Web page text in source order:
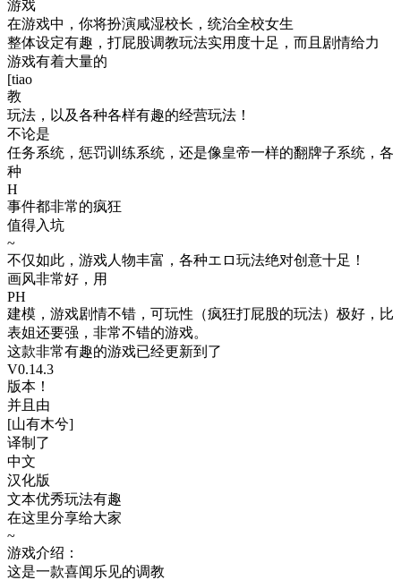
游戏
在游戏中，你将扮演咸湿校长，统治全校女生
整体设定有趣，打屁股调教玩法实用度十足，而且剧情给力
游戏有着大量的
[tiao
教
玩法，以及各种各样有趣的经营玩法！
不论是
任务系统，惩罚训练系统，还是像皇帝一样的翻牌子系统，各
种
H
事件都非常的疯狂
值得入坑
~
不仅如此，游戏人物丰富，各种エロ玩法绝对创意十足！
画风非常好，用
PH
建模，游戏剧情不错，可玩性（疯狂打屁股的玩法）极好，比
表姐还要强，非常不错的游戏。
这款非常有趣的游戏已经更新到了
V0.14.3
版本！
并且由
[山有木兮]
译制了
中文
汉化版
文本优秀玩法有趣
在这里分享给大家
~
游戏介绍：
这是一款喜闻乐见的调教